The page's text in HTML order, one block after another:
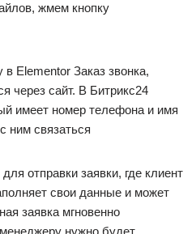
жмем кнопку
Elementor Заказ звонка,
через сайт. В Битрикс24
имеет номер телефона и имя
ним связаться
отправки заявки, где клиент
свои данные и может
заявка мгновенно